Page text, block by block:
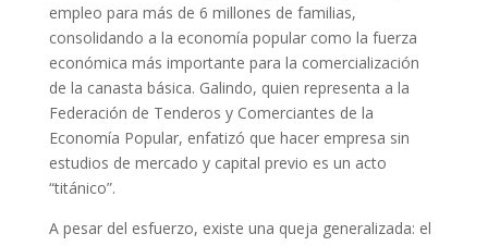
empleo para más de 6 millones de familias,
consolidando a la economía popular como la fuerza
económica más importante para la comercialización
de la canasta básica. Galindo, quien representa a la
Federación de Tenderos y Comerciantes de la
Economía Popular, enfatizó que hacer empresa sin
estudios de mercado y capital previo es un acto
“titánico”.
A pesar del esfuerzo, existe una queja generalizada: el